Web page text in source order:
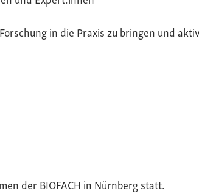
in die Praxis zu bringen und
der BIOFACH in Nürnberg statt.